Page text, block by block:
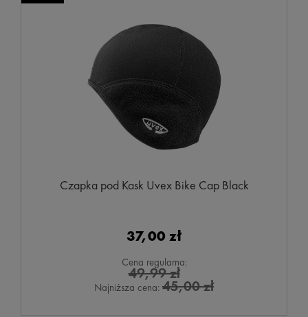
Czapka pod Kask Uvex Bike Cap Black
37,00 zł
Cena regularna:
49,99 zł
Najniższa cena: 45,00 zł